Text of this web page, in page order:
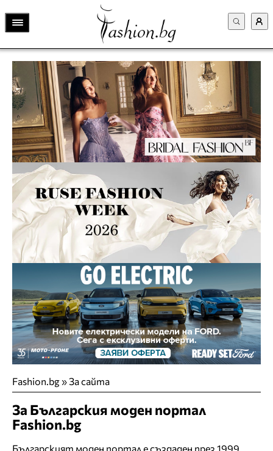
Fashion.bg»За сайта
За Българския моден портал
Fashion.bg
Българският моден портал е създаден през 1999